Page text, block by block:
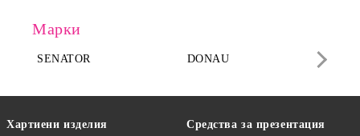
Марки
SENATOR DONAU
Хартиени изделия Средства за презентация